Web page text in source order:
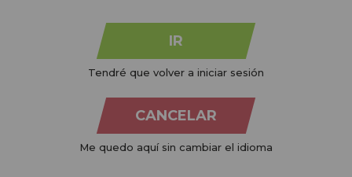
IR
Tendré que volver a iniciar sesión
CANCELAR
Me quedo aquí sin cambiar el idioma